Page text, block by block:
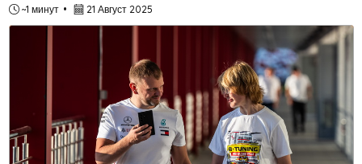
~1 минут 21 Август 2025